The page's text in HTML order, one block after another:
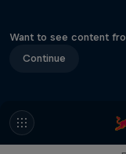
Want to see content
Continue
All